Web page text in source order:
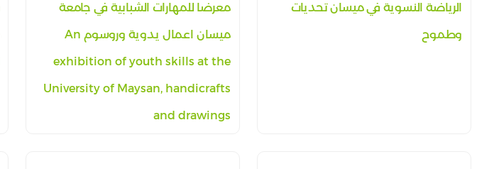
الرياضة النسوية في ميسان تحديات
وطموح
معرضا للمهارات الشبابية في جامعة
ميسان اعمال يدوية وروسوم An
exhibition of youth skills at the
University of Maysan, handicrafts
and drawings